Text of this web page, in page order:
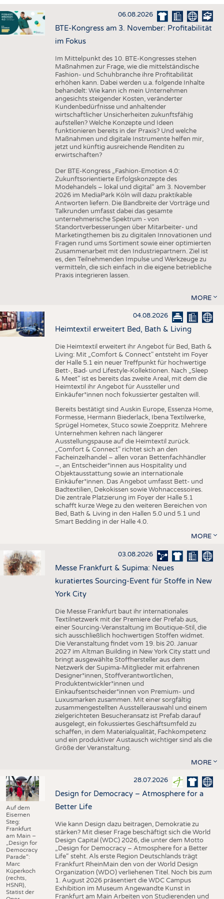
HAUS- UND HEIMTEXTILIEN
BEKLEIDUNG
AUSSCHREIBUNGEN
DTV AUSSCHREIBUNGSDIENST
STATISTICS
DAUNENCHECK
ADRESSEN & LINKS
PUBLIKATIONEN
TERMINE
BRANCHENTERMINE
06.08.2026
BTE-Kongress am 3. November: Profitabilität
im Fokus
Im Mittelpunkt des 10. BTE-Kongresses stehen
Maßnahmen zur Frage, wie die mittelständische
Fashion- und Schuhbranche ihre Profitabilität
erhöhen kann. Dabei werden u.a. folgende Inhalte
behandelt: Wie kann ich mein Unternehmen
angesichts steigender Kosten, veränderter
Kundenbedürfnisse und anhaltender
wirtschaftlicher Unsicherheiten zukunftsfähig
aufstellen? Welche Konzepte und Ideen
funktionieren bereits in der Praxis? Und welche
Maßnahmen und digitale Instrumente helfen mir,
jetzt und künftig ausreichende Renditen zu
erwirtschaften?
Der BTE-Kongress „Fashion-Emotion 4.0:
Zukunftsorientierte Erfolgskonzepte des
Modehandels – lokal und digital“ am 3. November
2026 im MediaPark Köln will dazu praktikable
Antworten liefern. Die Bandbreite der Vorträge und
Talkrunden umfasst dabei das gesamte
unternehmerische Spektrum - von
Standortverbesserungen über Mitarbeiter- und
Marketingthemen bis zu digitalen Innovationen und
Fragen rund ums Sortiment sowie einer optimierten
Zusammenarbeit mit den Industriepartnern. Ziel ist
es, den Teilnehmenden Impulse und Werkzeuge zu
vermitteln, die sich einfach in die eigene betriebliche
Praxis integrieren lassen.
MORE
04.08.2026
Heimtextil erweitert Bed, Bath & Living
Die Heimtextil erweitert ihr Angebot für Bed, Bath &
Living: Mit „Comfort & Connect" entsteht im Foyer
der Halle 5.1 ein neuer Treffpunkt für hochwertige
Bett-, Bad- und Lifestyle-Kollektionen. Nach „Sleep
& Meet" ist es bereits das zweite Areal, mit dem die
Heimtextil ihr Angebot für Aussteller und
Einkäufer*innen noch fokussierter gestalten will.
Bereits bestätigt sind Auskin Europe, Essenza Home,
Formesse, Hermann Biederlack, Ibena Textilwerke,
Sprügel Hometex, Stuco sowie Zoeppritz. Mehrere
Unternehmen kehren nach längerer
Ausstellungspause auf die Heimtextil zurück.
„Comfort & Connect" richtet sich an den
Facheinzelhandel – allen voran Bettenfachhändler
–, an Entscheider*innen aus Hospitality und
Objektausstattung sowie an internationale
Einkäufer*innen. Das Angebot umfasst Bett- und
Badtextilien, Dekokissen sowie Wohnaccessoires.
Die zentrale Platzierung im Foyer der Halle 5.1
schafft kurze Wege zu den weiteren Bereichen von
Bed, Bath & Living in den Hallen 5.0 und 5.1 und
Smart Bedding in der Halle 4.0.
MORE
03.08.2026
Messe Frankfurt & Supima: Neues
kuratiertes Sourcing-Event für Stoffe in New
York City
Die Messe Frankfurt baut ihr internationales
Textilnetzwerk mit der Premiere der Prefab aus,
einer Sourcing-Veranstaltung im Boutique-Stil, die
sich ausschließlich hochwertigen Stoffen widmet.
Die Veranstaltung findet vom 19. bis 20. Januar
2027 im Altman Building in New York City statt und
bringt ausgewählte Stoffhersteller aus dem
Netzwerk der Supima-Mitglieder mit erfahrenen
Designer*innen, Stoffverantwortlichen,
Produktentwickler*innen und
Einkaufsentscheider*innen von Premium- und
Luxusmarken zusammen. Mit einer sorgfältig
zusammengestellten Ausstellerauswahl und einem
zielgerichteten Besucheransatz ist Prefab darauf
ausgelegt, ein fokussiertes Geschäftsumfeld zu
schaffen, in dem Materialqualität, Fachkompetenz
und ein produktiver Austausch wichtiger sind als die
Größe der Veranstaltung.
MORE
Auf dem
Eisernen
Steg:
Frankfurt
am Main –
„Design for
Democracy
Parade“:
Marc
Küperkoch
(rechts,
HSNR),
Statist der
28.07.2026
Design for Democracy – Atmosphere for a
Better Life
Wie kann Design dazu beitragen, Demokratie zu
stärken? Mit dieser Frage beschäftigt sich die World
Design Capital (WDC) 2026, die unter dem Motto
„Design for Democracy – Atmosphere for a Better
Life“ steht. Als erste Region Deutschlands trägt
Frankfurt RheinMain den von der World Design
Organization (WDO) verliehenen Titel. Noch bis zum
1. August 2026 präsentiert die WDC Campus
Exhibition im Museum Angewandte Kunst in
Frankfurt am Main Arbeiten von Studierenden und